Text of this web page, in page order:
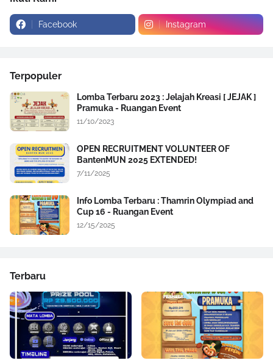
Facebook Instagram
Terpopuler
Lomba Terbaru 2023 : Jelajah Kreasi [ JEJAK ]
Pramuka - Ruangan Event
11/10/2023
OPEN RECRUITMENT VOLUNTEER OF
BantenMUN 2025 EXTENDED!
7/11/2025
Info Lomba Terbaru : Thamrin Olympiad and
Cup 16 - Ruangan Event
12/15/2025
Terbaru